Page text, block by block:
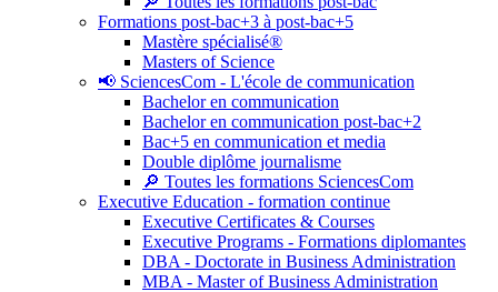
Formations post-bac+3 à post-bac+5
Mastère spécialisé®
Masters of Science
📢 SciencesCom - L'école de communication
Bachelor en communication
Bachelor en communication post-bac+2
Bac+5 en communication et media
Double diplôme journalisme
🔎 Toutes les formations SciencesCom
Executive Education - formation continue
Executive Certificates & Courses
Executive Programs - Formations diplomantes
DBA - Doctorate in Business Administration
MBA - Master of Business Administration